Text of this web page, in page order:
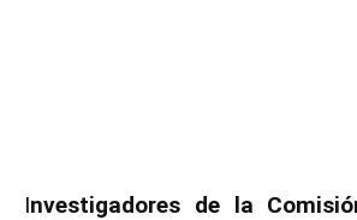
Investigadores de la